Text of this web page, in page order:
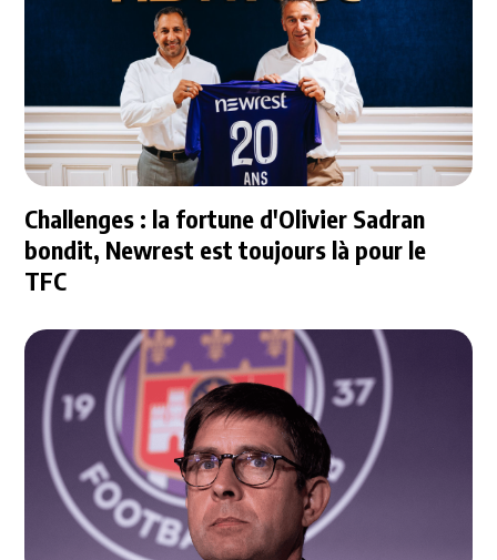
Challenges : la fortune d'Olivier Sadran
bondit, Newrest est toujours là pour le
TFC